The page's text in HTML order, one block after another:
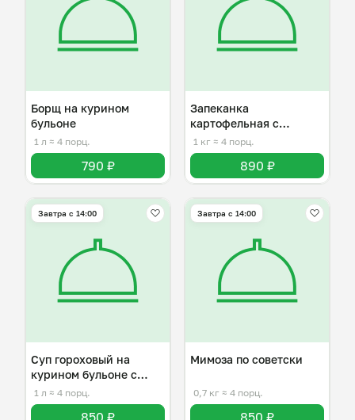
Борщ на курином
бульоне
1 л ≈ 4 порц.
790 ₽
Запеканка
картофельная с
куриным фаршем
1 кг ≈ 4 порц.
890 ₽
Завтра c 14:00
Суп гороховый на
курином бульоне с
капчёностямии
1 л ≈ 4 порц.
850 ₽
Завтра c 14:00
Мимоза по советски
0,7 кг ≈ 4 порц.
850 ₽